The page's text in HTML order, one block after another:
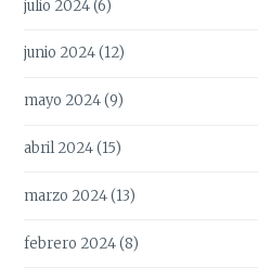
julio 2024(6)
junio 2024(12)
mayo 2024(9)
abril 2024(15)
marzo 2024(13)
febrero 2024(8)